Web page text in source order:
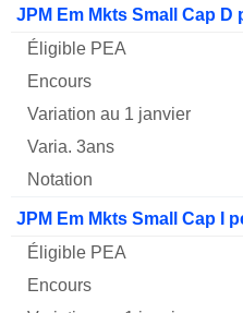
JPM Em Mkts Small Cap D
JPM Em Mkts Small Cap I